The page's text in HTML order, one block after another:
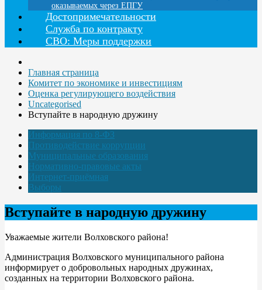
оказываемых через ЕПГУ
Достопримечательности
Служба по контракту
СВО: Меры поддержки
Главная страница
Комитет по экономике и инвестициям
Оценка регулирующего воздействия
Uncategorised
Вступайте в народную дружину
Информация по 8-ФЗ
Противодействие коррупции
Муниципальные образования
Нормативно-правовые акты
Интернет-приёмная
Выборы
Вступайте в народную дружину
Уважаемые жители Волховского района!
Администрация Волховского муниципального района
информирует о добровольных народных дружинах,
созданных на территории Волховского района.